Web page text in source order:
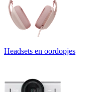
Headsets en oordopjes